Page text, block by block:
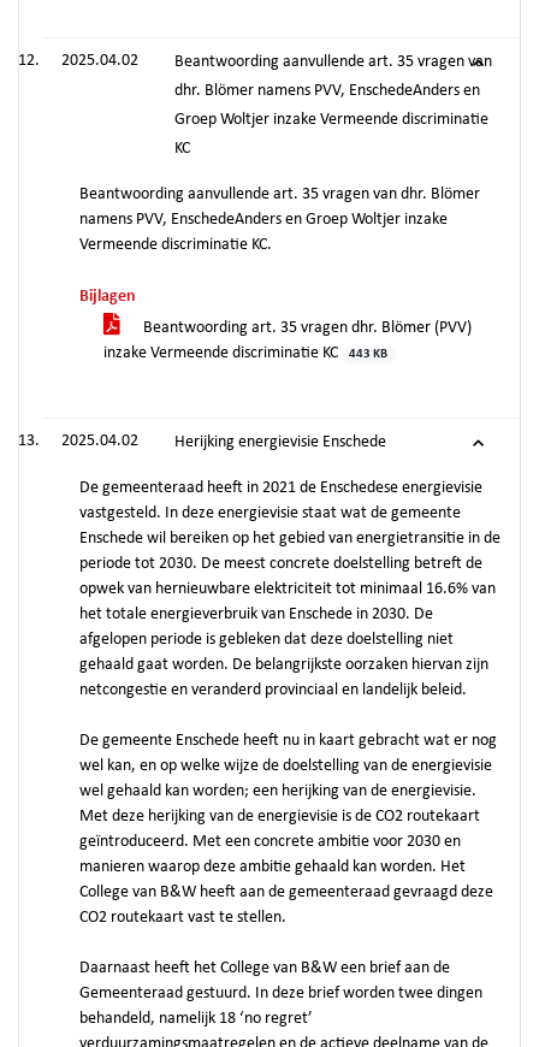
2025.04.02
Beantwoording aanvullende art. 35 vragen van
dhr. Blömer namens PVV, EnschedeAnders en
Groep Woltjer inzake Vermeende discriminatie
KC
Beantwoording aanvullende art. 35 vragen van dhr. Blömer
namens PVV, EnschedeAnders en Groep Woltjer inzake
Vermeende discriminatie KC.
Bijlagen
Beantwoording art. 35 vragen dhr. Blömer (PVV)
inzake Vermeende discriminatie KC
443 KB
2025.04.02 Herijking energievisie Enschede
De gemeenteraad heeft in 2021 de Enschedese energievisie
vastgesteld. In deze energievisie staat wat de gemeente
Enschede wil bereiken op het gebied van energietransitie in de
periode tot 2030. De meest concrete doelstelling betreft de
opwek van hernieuwbare elektriciteit tot minimaal 16.6% van
het totale energieverbruik van Enschede in 2030. De
afgelopen periode is gebleken dat deze doelstelling niet
gehaald gaat worden. De belangrijkste oorzaken hiervan zijn
netcongestie en veranderd provinciaal en landelijk beleid.
De gemeente Enschede heeft nu in kaart gebracht wat er nog
wel kan, en op welke wijze de doelstelling van de energievisie
wel gehaald kan worden; een herijking van de energievisie.
Met deze herijking van de energievisie is de CO2 routekaart
geïntroduceerd. Met een concrete ambitie voor 2030 en
manieren waarop deze ambitie gehaald kan worden. Het
College van B&W heeft aan de gemeenteraad gevraagd deze
CO2 routekaart vast te stellen.
Daarnaast heeft het College van B&W een brief aan de
Gemeenteraad gestuurd. In deze brief worden twee dingen
behandeld, namelijk 18 ‘no regret’